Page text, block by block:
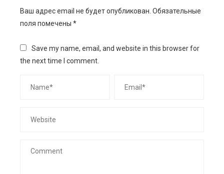
Ваш адрес email не будет опубликован. Обязательные
поля помечены *
Save my name, email, and website in this browser for
the next time I comment.